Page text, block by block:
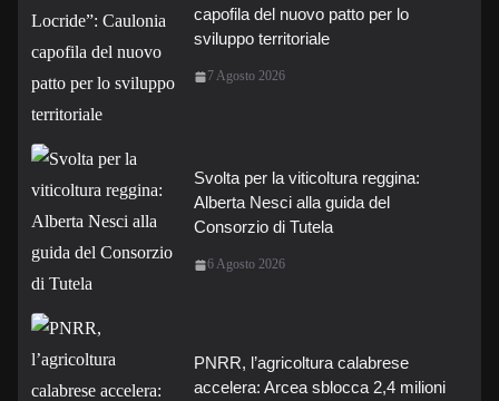
capofila del nuovo patto per lo
sviluppo territoriale
7 Agosto 2026
Svolta per la viticoltura reggina:
Alberta Nesci alla guida del
Consorzio di Tutela
6 Agosto 2026
PNRR, l’agricoltura calabrese
accelera: Arcea sblocca 2,4 milioni